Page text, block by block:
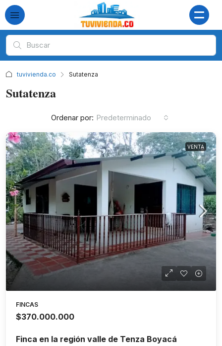
tuvivienda.co Sutatenza
Sutatenza
Ordenar por: Predeterminado
VENTA
FINCAS
$370.000.000
Finca en la región valle de Tenza Boyacá